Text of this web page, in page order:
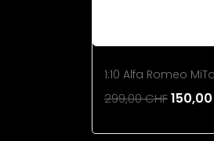
1:10 Alfa Romeo MiTo
299,00 CHF